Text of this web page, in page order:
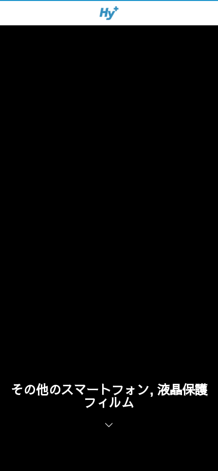
その他のスマートフォン, 液晶保護
フィルム